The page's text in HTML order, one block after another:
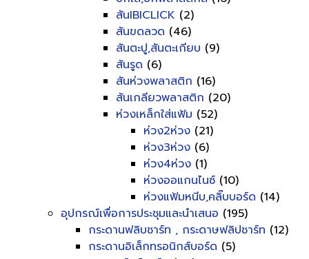
สันIBICLICK (2)
สันขดลวด (46)
สันตะปู,สันตะเกียบ (9)
สันรูด (6)
สันห่วงพลาสติก (16)
สันเกลียวพลาสติก (20)
ห่วงเหล็กใส่แฟ้ม (52)
ห่วง2ห่วง (21)
ห่วง3ห่วง (6)
ห่วง4ห่วง (1)
ห่วงออแกนไนซ์ (10)
ห่วงแฟ้มหนีบ,คลิ๊บบอร์ด (14)
อุปกรณ์เพื่อการประชุมและนำเสนอ (195)
กระดานฟลิบชาร์ท , กระดาษฟลิปชาร์ท (12)
กระดานอิเล็กทรอนิกส์บอร์ด (5)